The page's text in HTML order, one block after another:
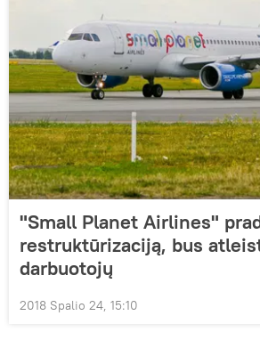
"Small Planet Airlines"
restruktūrizaciją, bus
darbuotojų
2018 Spalio 24, 15:10